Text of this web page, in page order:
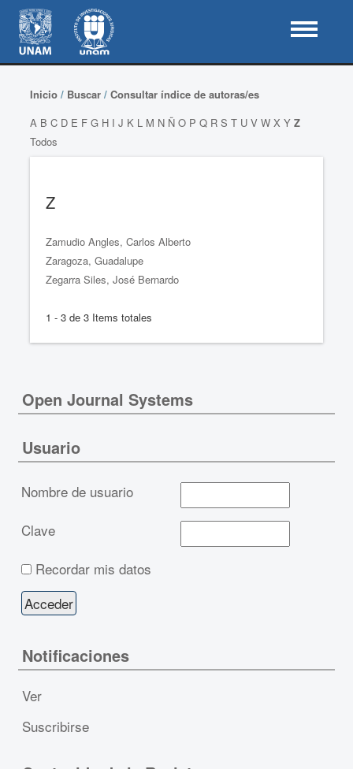
Inicio/ Buscar/ Consultar índice de autoras/es
A B C D E F G H I J K L M N Ñ O P Q R S T U V W X Y Z
Todos
Z
Zamudio Angles, Carlos Alberto
Zaragoza, Guadalupe
Zegarra Siles, José Bernardo
1 - 3 de 3 Items totales
Open Journal Systems
Usuario
Nombre de usuario
Clave
Recordar mis datos
Notificaciones
Ver
Suscribirse